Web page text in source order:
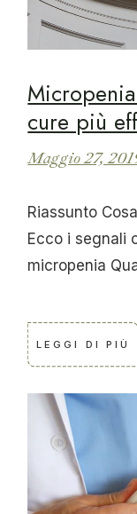
cure più
Maggio 27,
Riassunto
Ecco i segnali
micropenia
LEGGI DI PIÙ